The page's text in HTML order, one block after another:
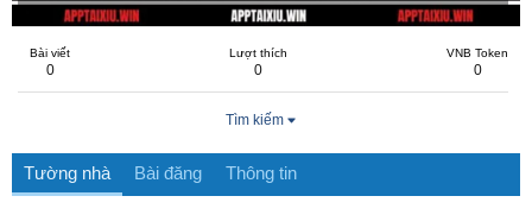
Bài viết
0
Lượt thích
0
VNB Token
0
Tìm kiếm
Tường nhà Bài đăng Thông tin